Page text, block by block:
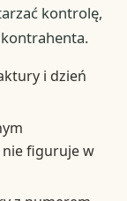
kontrolę,
i dzień
nie figuruje w